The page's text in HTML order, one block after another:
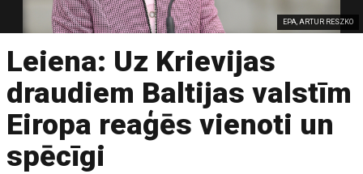
EPA, ARTUR RESZKO
Leiena: Uz Krievijas
draudiem Baltijas valstīm
Eiropa reaģēs vienoti un
spēcīgi